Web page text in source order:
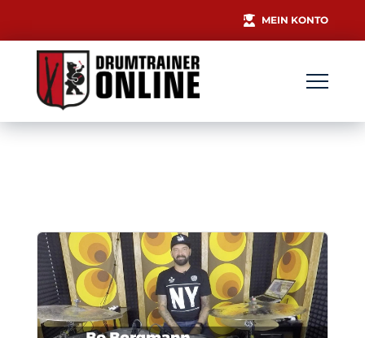
MEIN KONTO